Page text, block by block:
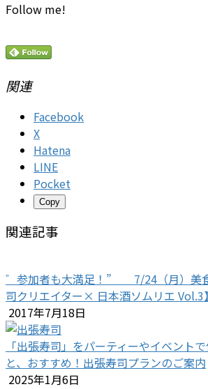
Follow me!
関連
Facebook
X
Hatena
LINE
Pocket
Copy
関連記事
゛参加者も大満足！” 7/24（月）美
司クリエイター× 日本酒ソムリエ Vol.3
2017年7月18日
「出張寿司」をパーティーやイベント
と、おすすめ！出張寿司プランのご案内
2025年1月6日